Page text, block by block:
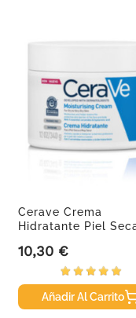
Cerave Crema
Hidratante Piel
Precio
10,30 €
Añadir Al Carrito